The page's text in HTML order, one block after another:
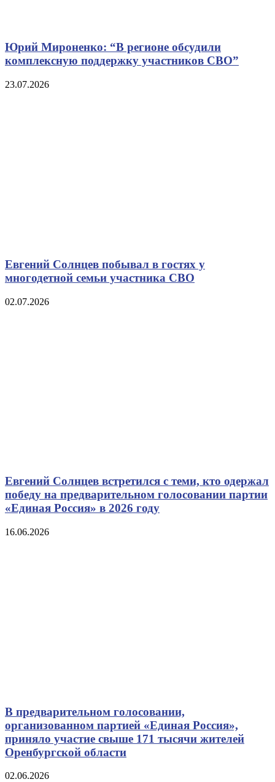
Юрий Мироненко: “В регионе обсудили
комплексную поддержку участников СВО”
23.07.2026
Евгений Солнцев побывал в гостях у
многодетной семьи участника СВО
02.07.2026
Евгений Солнцев встретился с теми, кто одержал
победу на предварительном голосовании партии
«Единая Россия» в 2026 году
16.06.2026
В предварительном голосовании,
организованном партией «Единая Россия»,
приняло участие свыше 171 тысячи жителей
Оренбургской области
02.06.2026